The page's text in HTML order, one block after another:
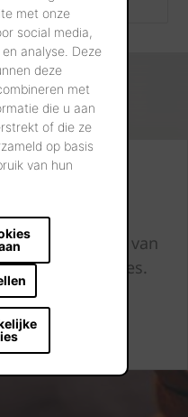
met onze
social media,
analyse. Deze
deze
met
die u aan
of die ze
op basis
van hun
hoogte
u op de hoogte van
bijkomend advies.
MIJ IN